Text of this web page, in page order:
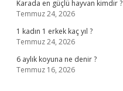
Karada en güçlü hayvan kimdir ?
Temmuz 24, 2026
1 kadın 1 erkek kaç yıl ?
Temmuz 24, 2026
6 aylık koyuna ne denir ?
Temmuz 16, 2026